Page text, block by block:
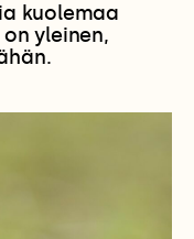
kuolemaa
yleinen,